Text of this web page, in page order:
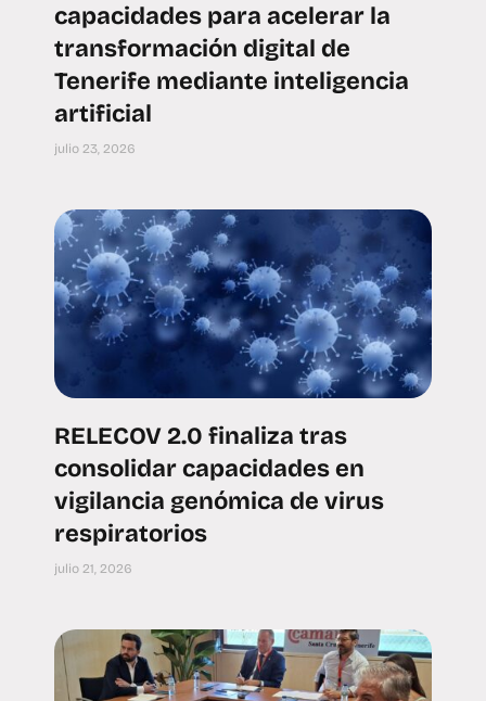
capacidades para acelerar la
transformación digital de
Tenerife mediante inteligencia
artificial
julio 23, 2026
RELECOV 2.0 finaliza tras
consolidar capacidades en
vigilancia genómica de virus
respiratorios
julio 21, 2026